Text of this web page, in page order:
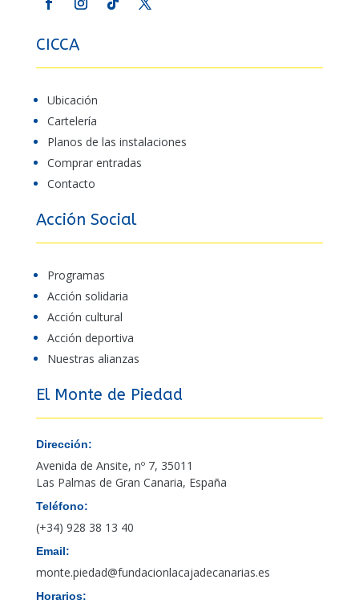
CICCA
Ubicación
Cartelería
Planos de las instalaciones
Comprar entradas
Contacto
Acción Social
Programas
Acción solidaria
Acción cultural
Acción deportiva
Nuestras alianzas
El Monte de Piedad
Dirección:
Avenida de Ansite, nº 7, 35011
Las Palmas de Gran Canaria, España
Teléfono:
(+34) 928 38 13 40
Email:
monte.piedad@fundacionlacajadecanarias.es
Horarios: